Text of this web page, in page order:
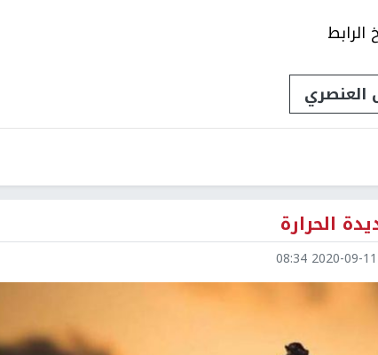
الرابط
العنصري
الحرارة
2020-09-11 08:34